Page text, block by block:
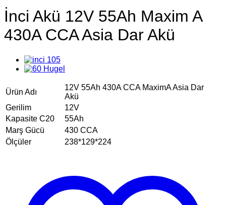
İnci Akü 12V 55Ah Maxim A
430A CCA Asia Dar Akü
Ürün Adı
12V 55Ah 430A CCA MaximA Asia Dar
Akü
Gerilim
12V
Kapasite C20
55Ah
Marş Gücü
430 CCA
Ölçüler
238*129*224